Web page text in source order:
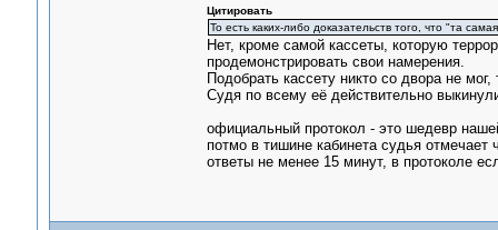
Цитировать
То есть каких-либо доказательств того, что "та
Нет, кроме самой кассеты, которую
продемонстрировать свои намерения.
Подобрать кассету никто со двора не
Судя по всему её действительно
официальный протокол - это шедевр
потмо в тишине кабинета судья
ответы не менее 15 минут, в протоколе